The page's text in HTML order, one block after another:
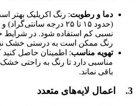
دما و رطوبت: رنگ اکریلیک بهتر
(حدود ۱۵ تا ۲۵ درجه
نسبی کم استفاده شود. در شرایط
رنگ ممکن است به درستی خشک
تهویه مناسب: اطمینان حاصل
مناسبی دارد تا رنگ به راحتی
باقی نماند.
3. اعمال لایه‌های متعدد